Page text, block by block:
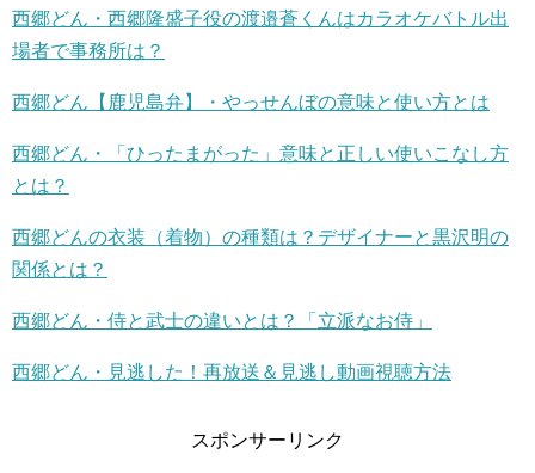
西郷どん・西郷隆盛子役の渡邉蒼くんはカラオケバトル出
場者で事務所は？
西郷どん【鹿児島弁】・やっせんぼの意味と使い方とは
西郷どん・「ひったまがった」意味と正しい使いこなし方
とは？
西郷どんの衣装（着物）の種類は？デザイナーと黒沢明の
関係とは？
西郷どん・侍と武士の違いとは？「立派なお侍」
西郷どん・見逃した！再放送＆見逃し動画視聴方法
スポンサーリンク